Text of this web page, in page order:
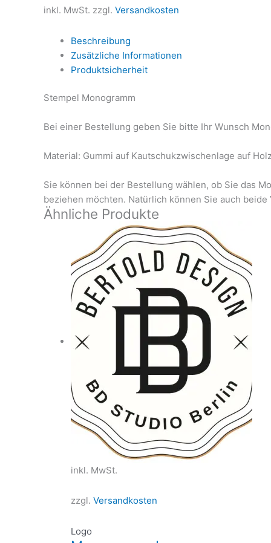
inkl. MwSt. zzgl. Versandkosten
Beschreibung
Zusätzliche Informationen
Produktsicherheit
Stempel Monogramm
Bei einer Bestellung geben Sie bitte Ihr Wunsch
Material: Gummi auf Kautschukzwischenlage auf
Sie können bei der Bestellung wählen, ob Sie das
beziehen möchten. Natürlich können Sie auch
Ähnliche Produkte
inkl. MwSt.
zzgl. Versandkosten
Logo